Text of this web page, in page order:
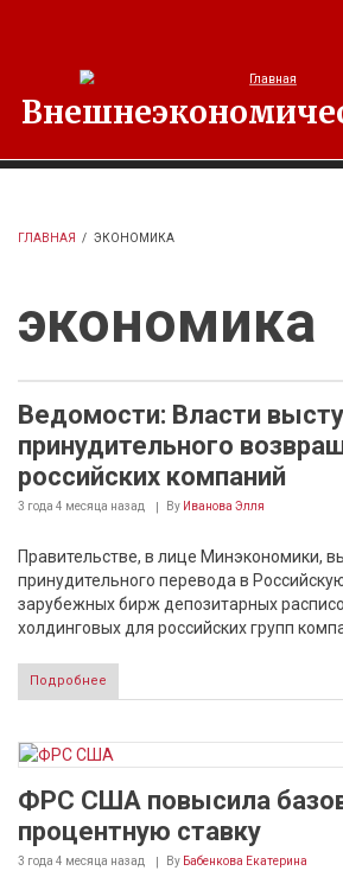
ГЛАВНАЯ / ЭКОНОМИКА
экономика
Ведомости: Власти
принудительного
российских компаний
3 года 4 месяца назад By Иванова Элля
Правительстве, в лице Минэкономики,
принудительного перевода в
зарубежных бирж депозитарных
холдинговых для российских групп
Подробнее
ФРС США повысила
процентную ставку
3 года 4 месяца назад By Бабенкова Екатерина